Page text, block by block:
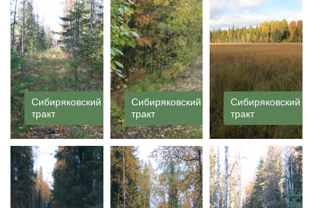
Сибиряковский
тракт
Сибиряковский
тракт
Сибиряковский
тракт